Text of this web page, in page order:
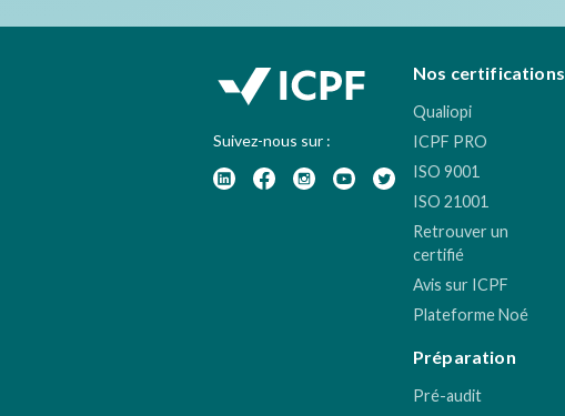
Suivez-nous sur :
Nos certifications
Qualiopi
ICPF PRO
ISO 9001
ISO 21001
Retrouver un
certifié
Avis sur ICPF
Plateforme Noé
Préparation
Pré-audit